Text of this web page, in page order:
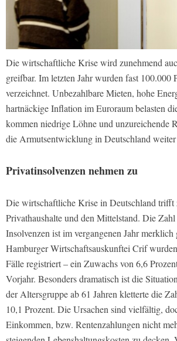
Die wirtschaftliche Krise wird zunehmend
greifbar. Im letzten Jahr wurden fast 100.000
verzeichnet. Unbezahlbare Mieten, hohe
hartnäckige Inflation im Euroraum belasten
kommen niedrige Löhne und unzureichende
die Armutsentwicklung in Deutschland
Privatinsolvenzen nehmen zu
Die wirtschaftliche Krise in Deutschland trifft
Privathaushalte und den Mittelstand. Die
Insolvenzen ist im vergangenen Jahr merklich
Hamburger Wirtschaftsauskunftei Crif
Fälle registriert – ein Zuwachs von 6,6
Vorjahr. Besonders dramatisch ist die
der Altersgruppe ab 61 Jahren kletterte die
10,1 Prozent. Die Ursachen sind vielfältig,
Einkommen, bzw. Rentenzahlungen nicht